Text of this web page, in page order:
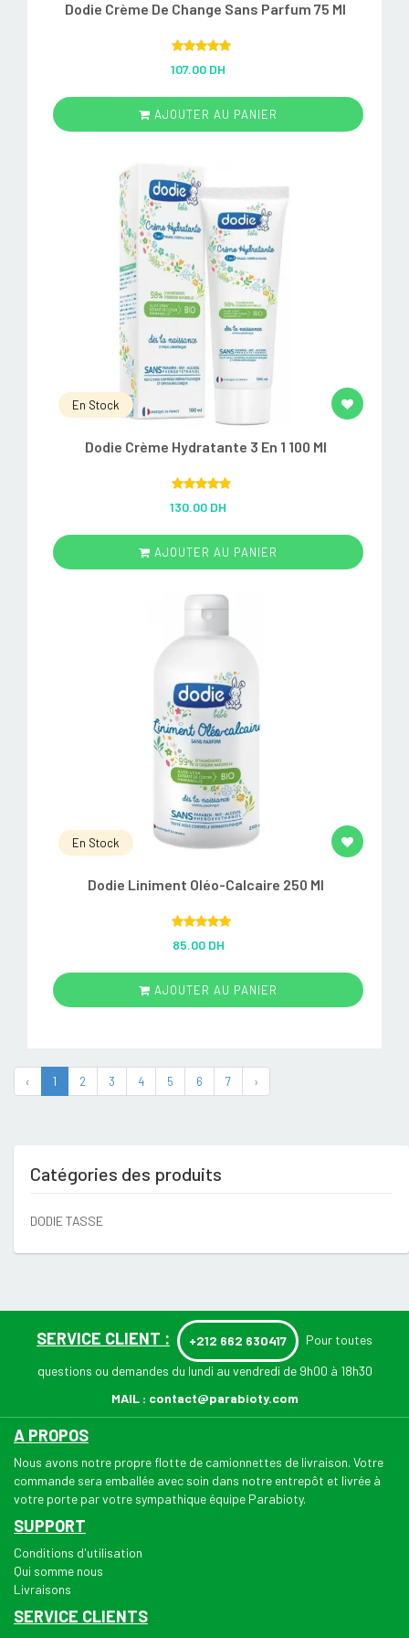
Dodie Crème De Change Sans Parfum 75 Ml
out of 5
107.00 DH
AJOUTER AU PANIER
En Stock
Dodie Crème Hydratante 3 En 1 100 Ml
out of 5
130.00 DH
AJOUTER AU PANIER
En Stock
Dodie Liniment Oléo-Calcaire 250 Ml
out of 5
85.00 DH
AJOUTER AU PANIER
‹ 1 2 3 4 5 6 7 ›
Catégories des produits
DODIE TASSE
SERVICE CLIENT : +212 662 630417 Pour toutes
questions ou demandes du lundi au vendredi de 9h00 à 18h30
MAIL : contact@parabioty.com
A PROPOS
Nous avons notre propre flotte de camionnettes de livraison. Votre
commande sera emballée avec soin dans notre entrepôt et livrée à
votre porte par votre sympathique équipe Parabioty.
SUPPORT
Conditions d'utilisation
Qui somme nous
Livraisons
SERVICE CLIENTS